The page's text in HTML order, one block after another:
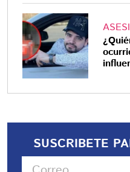
SUSCRIBETE